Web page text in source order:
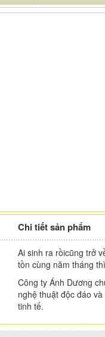
Chi tiết sản phẩm
Ai sinh ra rồicũng trở
tồn cùng năm tháng
Công ty Ánh Dương
nghệ thuật độc đáo
tinh tế.